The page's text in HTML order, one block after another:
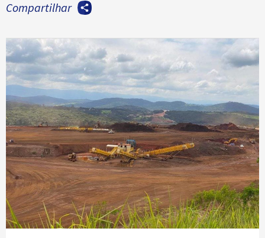
Compartilhar